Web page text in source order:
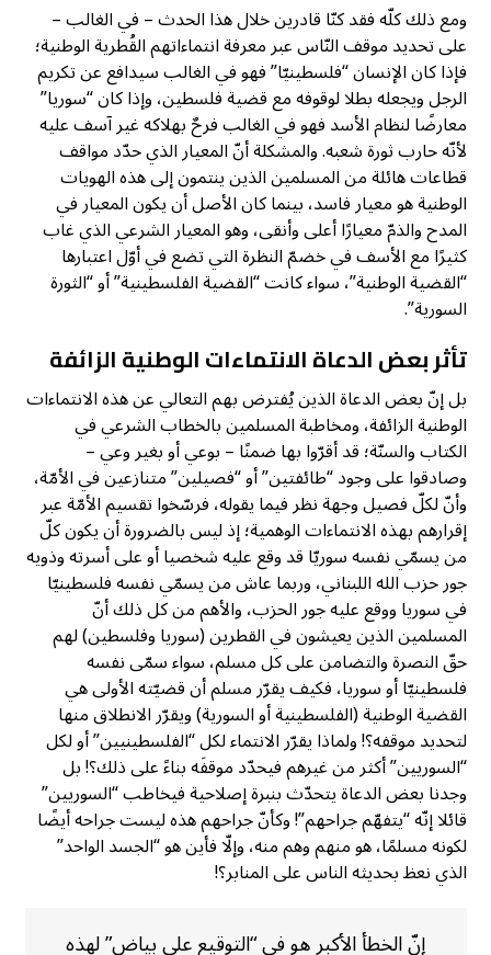
ومع ذلك كلّه فقد كنّا قادرين خلال هذا الحدث – في الغالب –
على تحديد موقف النّاس عبر معرفة انتماءاتهم القُطرية الوطنية؛
فإذا كان الإنسان “فلسطينيّا” فهو في الغالب سيدافع عن تكريم
الرجل ويجعله بطلا لوقوفه مع قضية فلسطين، وإذا كان “سوريا”
معارضًا لنظام الأسد فهو في الغالب فرحٌ بهلاكه غير آسف عليه
لأنّه حارب ثورة شعبه. والمشكلة أنّ المعيار الذي حدّد مواقف
قطاعات هائلة من المسلمين الذين ينتمون إلى هذه الهويات
الوطنية هو معيار فاسد، بينما كان الأصل أن يكون المعيار في
المدح والذمّ معيارًا أعلى وأنقى، وهو المعيار الشرعي الذي غاب
كثيرًا مع الأسف في خضمّ النظرة التي تضع في أوّل اعتبارها
“القضية الوطنية”، سواء كانت “القضية الفلسطينية” أو “الثورة
السورية”.
تأثر بعض الدعاة الانتماءات الوطنية الزائفة
بل إنّ بعض الدعاة الذين يُفترض بهم التعالي عن هذه الانتماءات
الوطنية الزائفة، ومخاطبة المسلمين بالخطاب الشرعي في
الكتاب والسنّة؛ قد أقرّوا بها ضمنًا – بوعي أو بغير وعي –
وصادقوا على وجود “طائفتين” أو “فصيلين” متنازعين في الأمّة،
وأنّ لكلّ فصيل وجهة نظر فيما يقوله، فرسّخوا تقسيم الأمّة عبر
إقرارهم بهذه الانتماءات الوهمية؛ إذ ليس بالضرورة أن يكون كلّ
من يسمّي نفسه سوريّا قد وقع عليه شخصيا أو على أسرته وذويه
جور حزب الله اللبناني، وربما عاش من يسمّي نفسه فلسطينيّا
في سوريا ووقع عليه جور الحزب، والأهم من كل ذلك أنّ
المسلمين الذين يعيشون في القطرين (سوريا وفلسطين) لهم
حقّ النصرة والتضامن على كل مسلم، سواء سمّى نفسه
فلسطينيّا أو سوريا، فكيف يقرّر مسلم أن قضيّته الأولى هي
القضية الوطنية (الفلسطينية أو السورية) ويقرّر الانطلاق منها
لتحديد موقفه؟! ولماذا يقرّر الانتماء لكل “الفلسطينيين” أو لكل
“السوريين” أكثر من غيرهم فيحدّد موقفَه بناءً على ذلك؟! بل
وجدنا بعض الدعاة يتحدّث بنبرة إصلاحية فيخاطب “السوريين”
قائلا إنّه “يتفهّم جراحهم”! وكأنّ جراحهم هذه ليست جراحه أيضًا
لكونه مسلمًا، هو منهم وهم منه، وإلّا فأين هو “الجسد الواحد”
الذي نعظ بحديثه الناس على المنابر؟!
إنّ الخطأ الأكبر هو في “التوقيع على بياض” لهذه